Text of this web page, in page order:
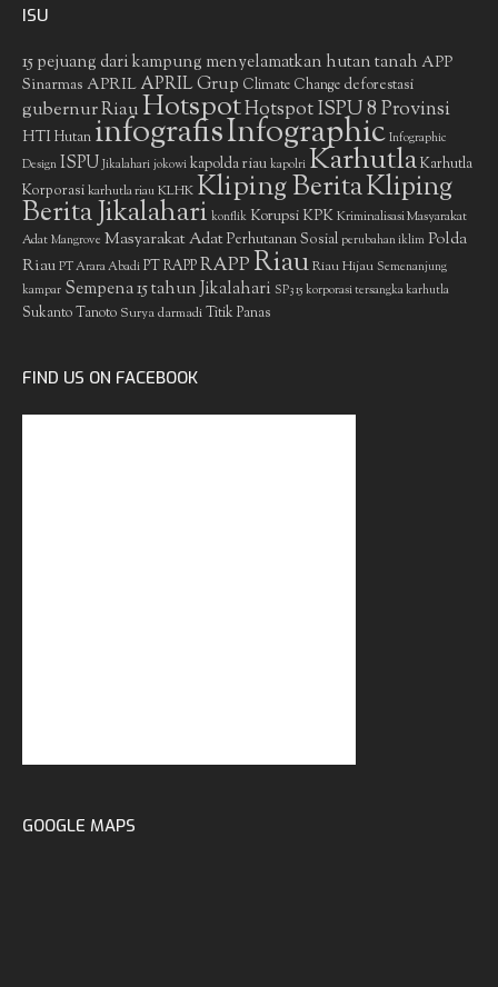
ISU
15 pejuang dari kampung menyelamatkan hutan tanah APP
Sinarmas APRIL APRIL Grup Climate Change deforestasi
gubernur RiauHotspotHotspot ISPU 8 Provinsi
HTIHutan infografisInfographic Infographic
Design ISPU Jikalahari jokowi kapolda riau kapolri KarhutlaKarhutla
Korporasikarhutla riauKLHKKliping BeritaKliping
Berita Jikalahari konflik Korupsi KPKKriminalisasi Masyarakat
Adat Mangrove Masyarakat AdatPerhutanan Sosial perubahan iklim Polda
Riau PT Arara Abadi PT RAPPRAPPRiauRiau Hijau Semenanjung
kampar Sempena 15 tahun Jikalahari SP3 15 korporasi tersangka karhutla
Sukanto Tanoto Surya darmadiTitik Panas
FIND US ON FACEBOOK
GOOGLE MAPS